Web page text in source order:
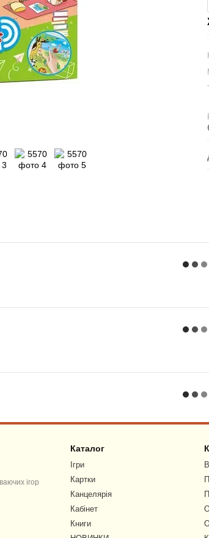
ігор
Каталог
Ігри
Картки
Канцелярія
Кабінет
Книги